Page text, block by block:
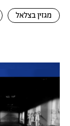
מגזין בצלאל